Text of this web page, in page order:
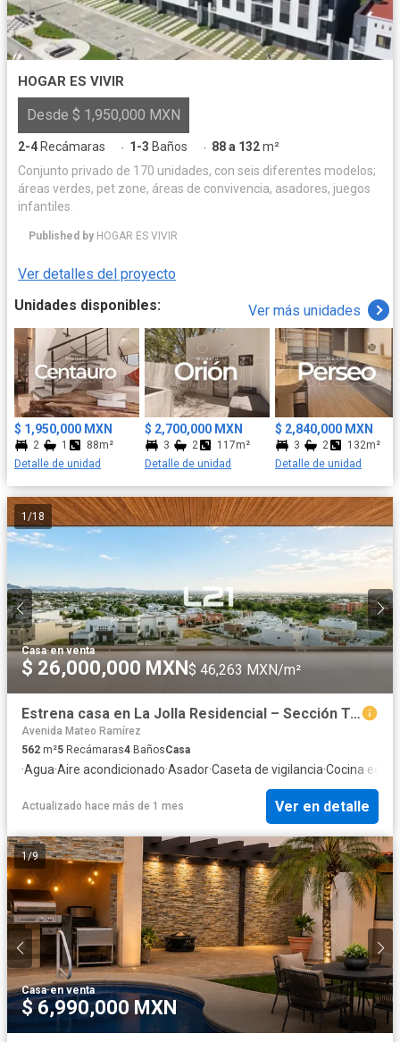
HOGAR ES VIVIR
Desde $ 1,950,000 MXN
2-4 Recámaras · 1-3 Baños · 88 a 132m²
Conjunto privado de 170 unidades, con seis diferentes modelos;
áreas verdes, pet zone, áreas de convivencia, asadores, juegos
infantiles.
Published by HOGAR ES VIVIR
Ver detalles del proyecto
Unidades disponibles:
Ver más unidades
$ 1,950,000 MXN
2 1
88m²
Detalle de unidad
$ 2,700,000 MXN
3 2
117m²
Detalle de unidad
$ 2,840,000 MXN
3 2
132m²
Detalle de unidad
1 /18
Casa·en venta
$ 26,000,000 MXN $ 46,263 MXN/m²
Estrena casa en La Jolla Residencial – Sección Turquesas
Avenida Mateo Ramírez
562 m²5 Recámaras4 BañosCasa
·Agua·Aire acondicionado·Asador·Caseta de vigilancia·Cocina
Actualizado hace más de 1 mes Ver en detalle
1/9
Casa·en venta
$ 6,990,000 MXN